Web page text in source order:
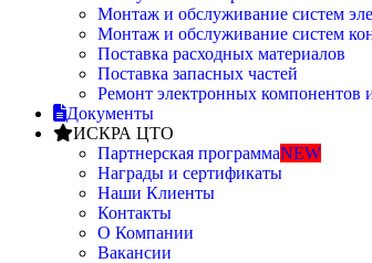
Монтаж и обслуживание систем
Монтаж и обслуживание систем
Поставка расходных материалов
Поставка запасных частей
Ремонт электронных компонентов
Документы
ИСКРА ЦТО
Партнерская программаNEW
Награды и сертификаты
Наши Клиенты
Контакты
О Компании
Вакансии